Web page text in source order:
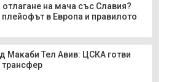
на мача със Славия?
плейофът в Европа и правилото
Макаби Тел Авив: ЦСКА готви
трансфер